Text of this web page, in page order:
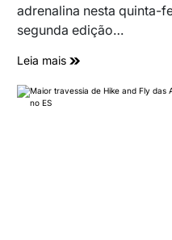
adrenalina nesta quinta-
segunda edição…
Leia mais